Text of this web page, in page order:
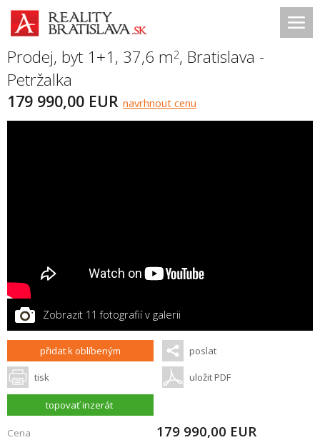
Prodej, byt 1+1, 37,6 m2, Bratislava -
Petržalka
179 990,00 EUR navrhnout cenu
Zobrazit 11 fotografií v galerii
přidat k oblíbeným poslat
tisk uložit PDF
topovať inzerát
Cena 179 990,00 EUR